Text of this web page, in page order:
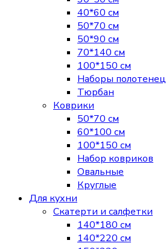
40*60 см
50*70 см
50*90 см
70*140 см
100*150 см
Наборы полотенец
Тюрбан
Коврики
50*70 см
60*100 см
100*150 см
Набор ковриков
Овальные
Круглые
Для кухни
Скатерти и салфетки
140*180 см
140*220 см